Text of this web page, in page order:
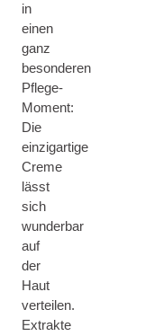
in
einen
ganz
besonderen
Pflege-
Moment:
Die
einzigartige
Creme
lässt
sich
wunderbar
auf
der
Haut
verteilen.
Extrakte